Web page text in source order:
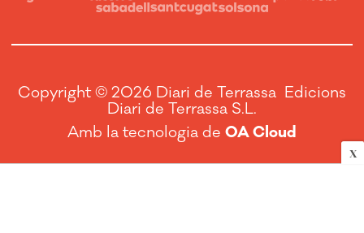
X
Copyright © 2026 Diari de Terrassa Edicions
Diari de Terrassa S.L.
Amb la tecnologia de OA Cloud